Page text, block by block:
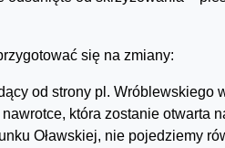
się na zmiany:
od strony pl. Wróblewskiego
która zostanie otwarta
Oławskiej, nie pojedziemy